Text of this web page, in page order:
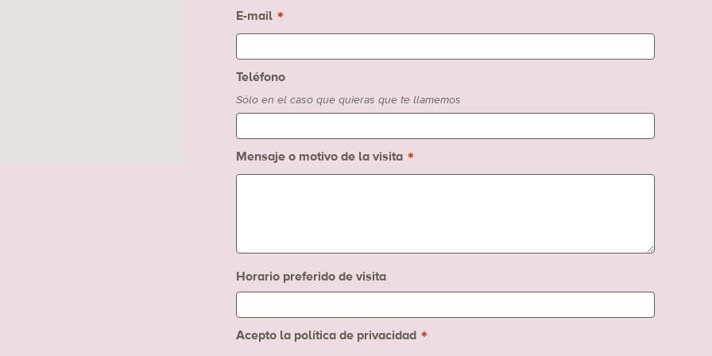
E-mail *
Teléfono
Sólo en el caso que quieras que te llamemos
Mensaje o motivo de la visita *
Horario preferido de visita
Acepto la política de privacidad *